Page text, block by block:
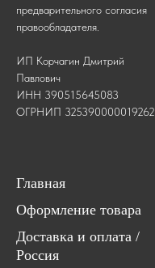
предварительного согласия
правообладателя.
ИП Корчагин Дмитрий
Павлович
ИНН 390515645083
ОГРНИП 325390000019262
Главная
Оформление товара
Доставка и оплата /
Россия